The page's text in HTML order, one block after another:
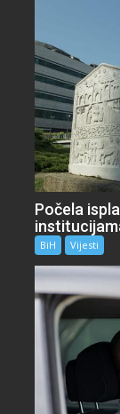
Počela
BiH Vijesti